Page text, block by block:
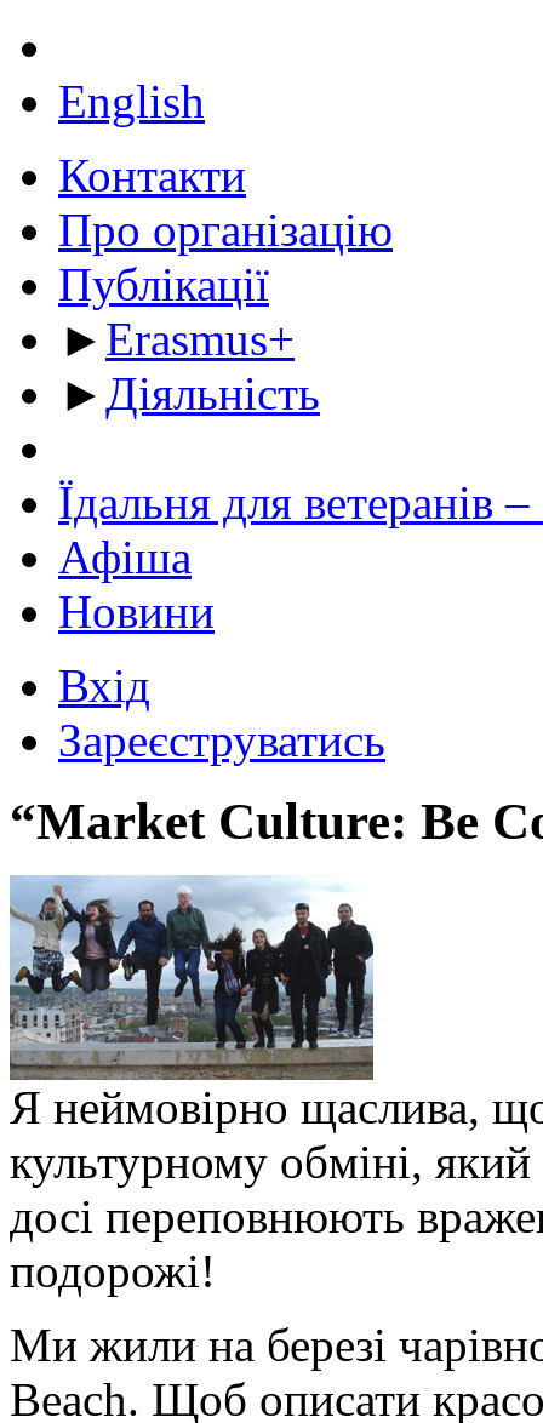
English
Контакти
Про організацію
Публікації
► Erasmus+
►Діяльність
Їдальня для ветеранів
Афіша
Новини
Вхід
Зареєструватись
“Market Culture: Be
Я неймовірно щаслива,
культурному обміні,
досі переповнюють
подорожі!
Ми жили на березі
Beach. Щоб описати